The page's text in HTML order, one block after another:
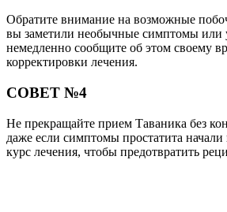
Обратите внимание на возможные
вы заметили необычные симптомы или
немедленно сообщите об этом своему
корректировки лечения.
СОВЕТ №4
Не прекращайте прием Таваника без
даже если симптомы простатита начали
курс лечения, чтобы предотвратить